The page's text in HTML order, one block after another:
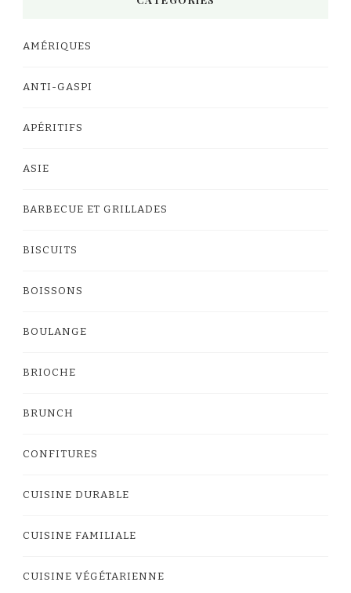
AMÉRIQUES
ANTI-GASPI
APÉRITIFS
ASIE
BARBECUE ET GRILLADES
BISCUITS
BOISSONS
BOULANGE
BRIOCHE
BRUNCH
CONFITURES
CUISINE DURABLE
CUISINE FAMILIALE
CUISINE VÉGÉTARIENNE